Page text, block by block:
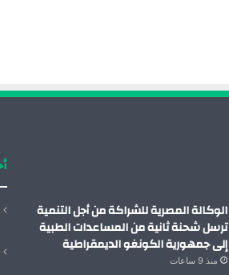
الوكالة المصرية للشراكة من أجل التنمية
ترسل شحنة ثانية من المساعدات الطبية
إلى جمهورية الكونغو الديمقراطية
منذ 9 ساعات